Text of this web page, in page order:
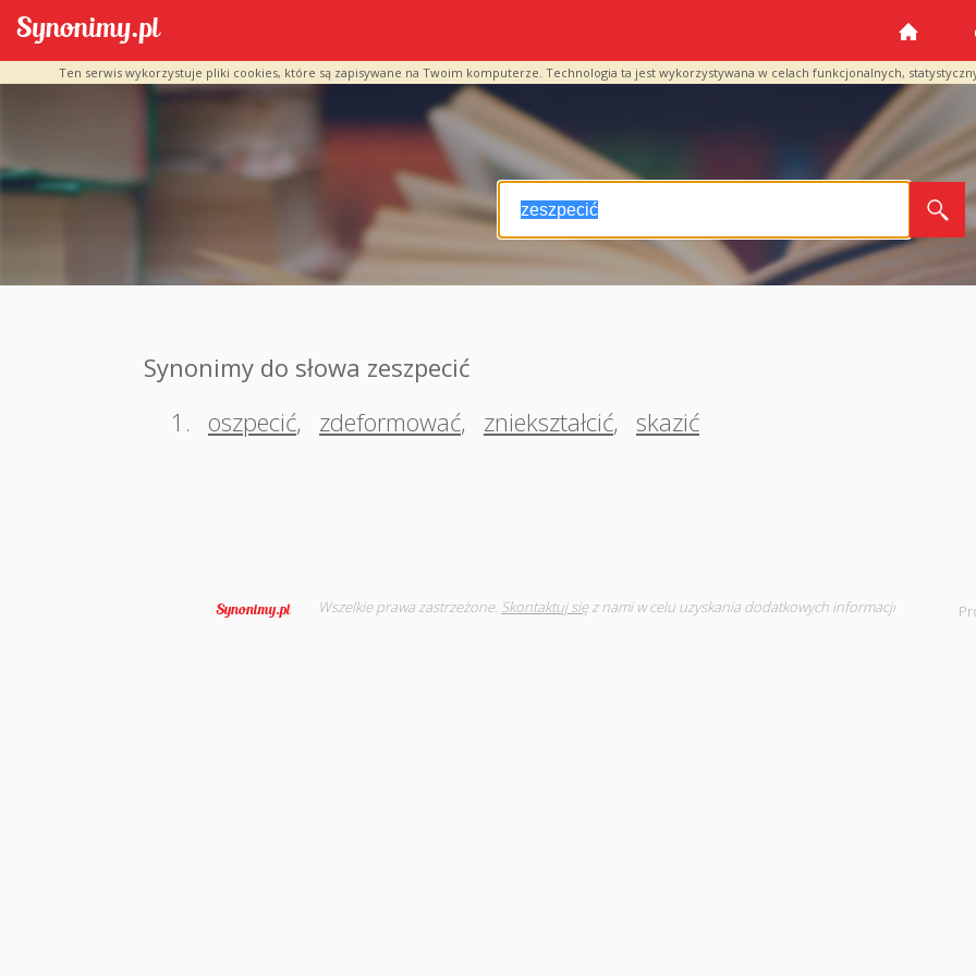
Ten serwis wykorzystuje pliki cookies, które są zapisywane na Twoim komputerze. Technologia ta jest wykorzystywana w celach funkcjonalnych,
Synonimy do słowa zeszpecić
1.
oszpecić, zdeformować, zniekształcić, skazić
Wszelkie prawa zastrzeżone. Skontaktuj sięz nami w celu uzyskania dodatkowych informacji